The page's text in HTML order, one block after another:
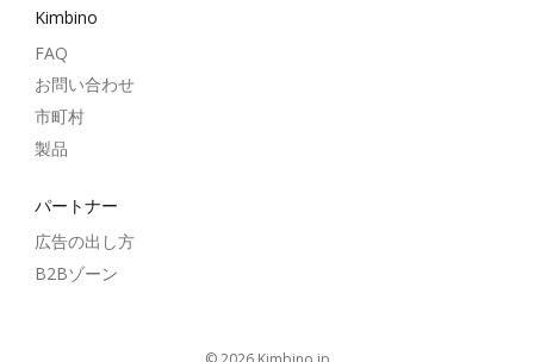
Kimbino
FAQ
お問い合わせ
市町村
製品
パートナー
広告の出し方
B2Bゾーン